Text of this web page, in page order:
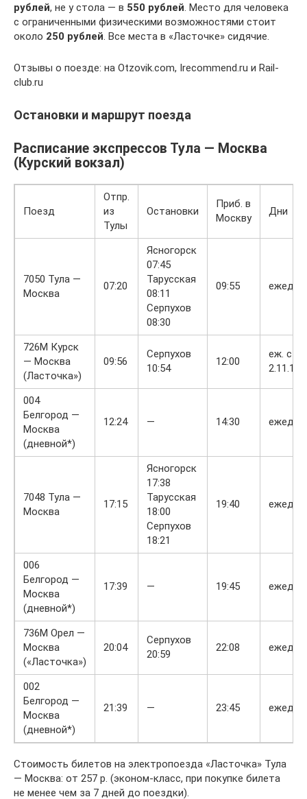
рублей, не у стола — в 550 рублей . Место для человека
с ограниченными физическими возможностями стоит
около 250 рублей . Все места в «Ласточке» сидячие.
Отзывы о поезде: на Otzovik.com, Irecommend.ru и Rail-
club.ru
Остановки и маршрут поезда
Расписание экспрессов Тула — Москва
(Курский вокзал)
Поезд
Отпр.
из
Тулы
Остановки
Приб. в
Москву
Дни
7050 Тула —
Москва
07:20
Ясногорск
07:45
Тарусская
08:11
Серпухов
08:30
09:55
726М Курск
— Москва
(Ласточка»)
09:56
Серпухов
10:54
12:00
еж. с
2.11.16
004
Белгород —
Москва
(дневной*)
12:24 — 14:30
7048 Тула —
Москва
17:15
Ясногорск
17:38
Тарусская
18:00
Серпухов
18:21
19:40
006
Белгород —
Москва
(дневной*)
17:39 — 19:45
736М Орел —
Москва
(«Ласточка»)
20:04
Серпухов
20:59
22:08
002
Белгород —
Москва
(дневной*)
21:39 — 23:45
Стоимость билетов на электропоезда «Ласточка» Тула
— Москва: от 257 р. (эконом-класс, при покупке билета
не менее чем за 7 дней до поездки).